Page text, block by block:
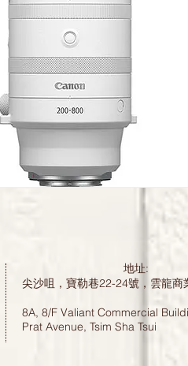
地址:
尖沙咀，寶勒巷22-24號，雲龍
8A, 8/F Valiant Commercial
Prat Avenue, Tsim Sha Tsui